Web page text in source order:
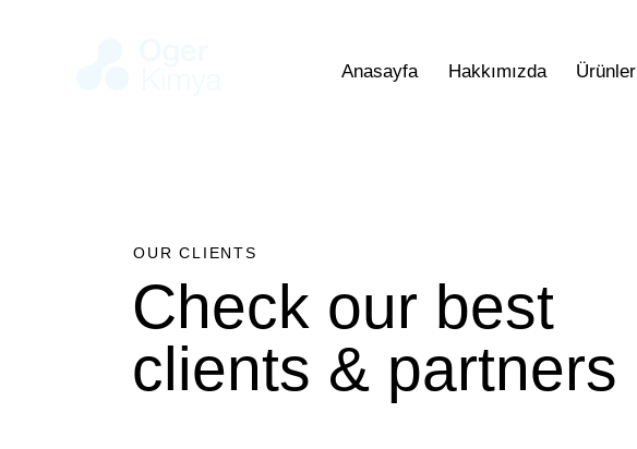
Anasayfa Hakkımızda Ürünler
OUR CLIENTS
Check our best
clients & partners